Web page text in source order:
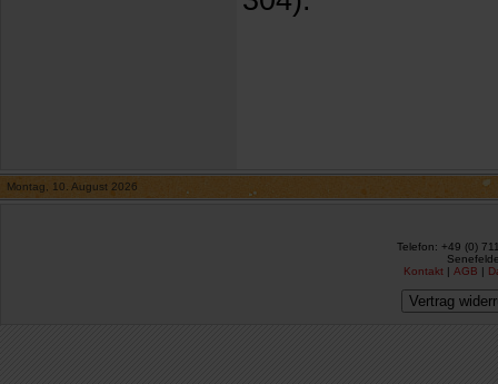
Montag, 10. August 2026
Telefon: +49 (0)
Kontakt | AGB |
Vertrag